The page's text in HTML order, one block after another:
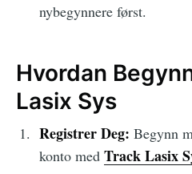
nybegynnere først.
Hvordan
Lasix Sys
Registrer Deg: Begynn
konto med Track Lasix